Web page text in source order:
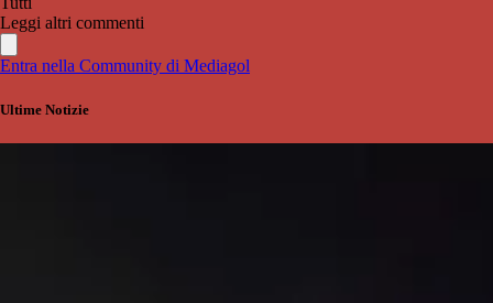
Leggi altri commenti
Entra nella Community di Mediagol
Ultime Notizie